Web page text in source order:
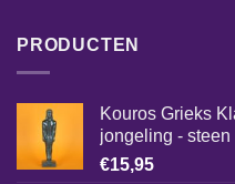
PRODUCTEN
Kouros Grieks
jongeling - steen
€15,95